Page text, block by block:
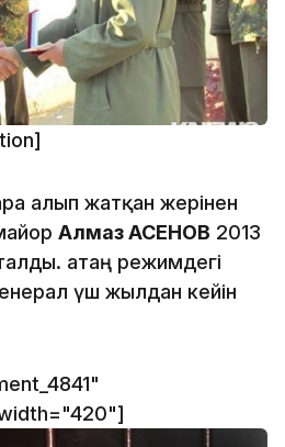
алып жатқан жерінен
Алмаз АСЕНОВ 2013
Қатаң режимдегі
үш жылдан кейін